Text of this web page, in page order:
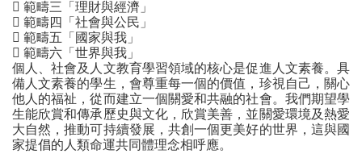
 範疇三「理財與經濟」
 範疇四「社會與公民」
 範疇五「國家與我」
 範疇六「世界與我」
個人、社會及人文教育學習領域的核心是促進人文素養。具
備人文素養的學生，會尊重每一個的價值，珍視自己，關心
他人的福祉，從而建立一個關愛和共融的社會。我們期望學
生能欣賞和傳承歷史與文化，欣賞美善，並關愛環境及熱愛
大自然，推動可持續發展，共創一個更美好的世界，這與國
家提倡的人類命運共同體理念相呼應。